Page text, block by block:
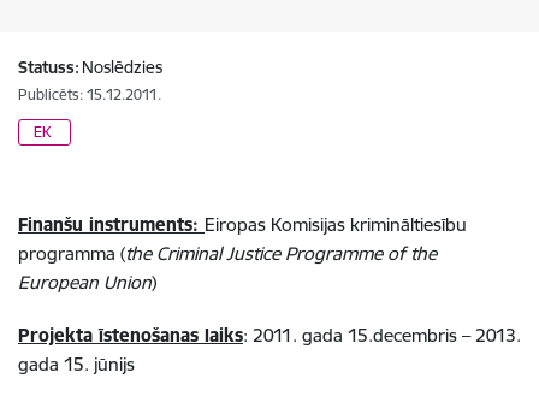
Statuss: Noslēdzies
Publicēts: 15.12.2011.
EK
Finanšu instruments: Eiropas Komisijas krimināltiesību
programma (the Criminal Justice Programme of the
European Union)
Projekta īstenošanas laiks: 2011. gada 15.decembris – 2013.
gada 15. jūnijs